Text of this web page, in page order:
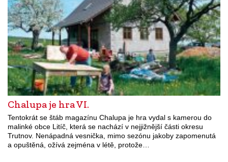
Chalupa je hra VI.
Tentokrát se štáb magazínu Chalupa je hra vydal s kamerou do
malinké obce Litíč, která se nachází v nejjižnější části okresu
Trutnov. Nenápadná vesnička, mimo sezónu jakoby zapomenutá
a opuštěná, ožívá zejména v létě, protože…